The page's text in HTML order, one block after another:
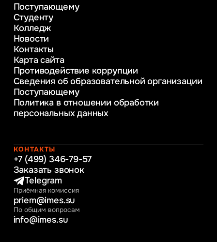
Психолого-педагогическое
консультирование и медиация
в образовании
Веб-дизайн
Управление инновационным развитием
предприятия
Уголовное право
Информационные технологии в бизнесе
Информационное и программное
обеспечение бизнес процессов
Управление человеческими ресурсами
Интернет-маркетинг
Поступающему
Студенту
Колледж
Новости
Контакты
Карта сайта
Противодействие коррупции
Сведения об образовательной организации
Поступающему
Политика в отношении обработки
персональных данных
КОНТАКТЫ
+7 (499) 346-79-57
Заказать звонок
Telegram
Приёмная комиссия
priem@imes.su
По общим вопросам
info@imes.su